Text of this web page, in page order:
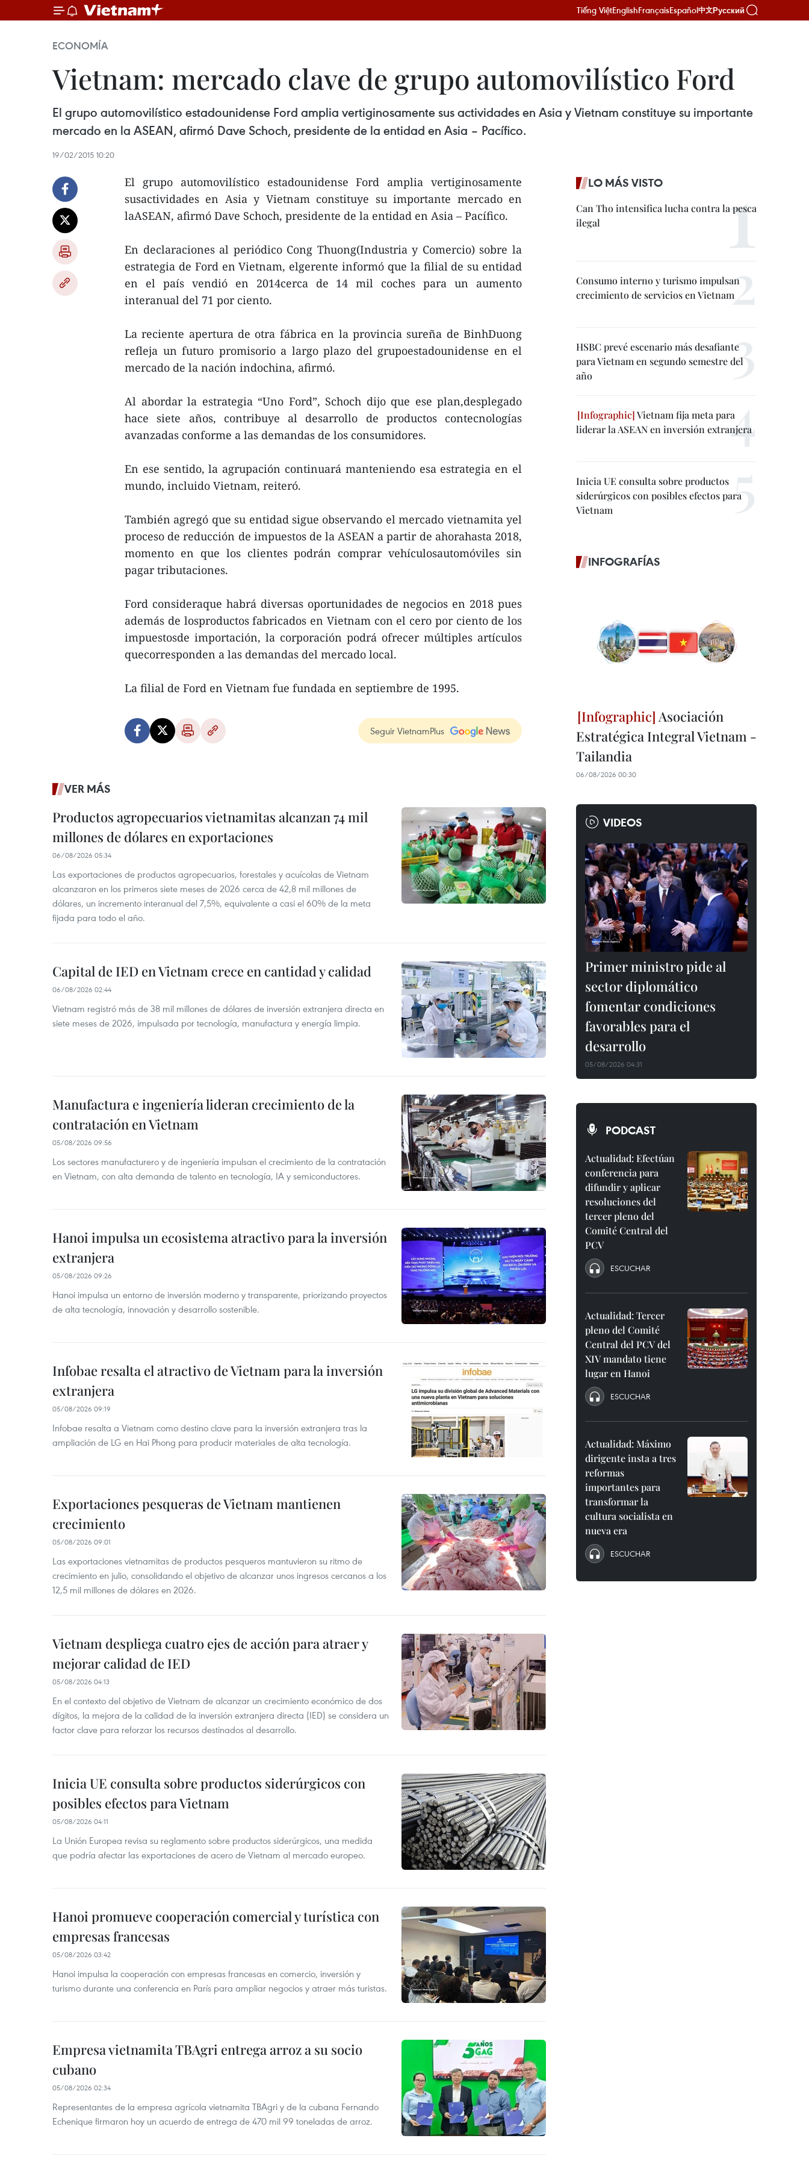
Tiếng ViệtEnglishFrançaisEspañol中文Русский
ECONOMÍA
Vietnam: mercado clave de grupo automovilístico Ford
El grupo automovilístico estadounidense Ford amplia vertiginosamente sus actividades en Asia y Vietnam constituye su importante
mercado en la ASEAN, afirmó Dave Schoch, presidente de la entidad en Asia – Pacífico.
19/02/2015 10:20
El grupo automovilístico estadounidense Ford amplia vertiginosamente
susactividades en Asia y Vietnam constituye su importante mercado en
laASEAN, afirmó Dave Schoch, presidente de la entidad en Asia – Pacífico.
En declaraciones al periódico Cong Thuong(Industria y Comercio) sobre la
estrategia de Ford en Vietnam, elgerente informó que la filial de su entidad
en el país vendió en 2014cerca de 14 mil coches para un aumento
interanual del 71 por ciento.
La reciente apertura de otra fábrica en la provincia sureña de BinhDuong
refleja un futuro promisorio a largo plazo del grupoestadounidense en el
mercado de la nación indochina, afirmó.
Al abordar la estrategia “Uno Ford”, Schoch dijo que ese plan,desplegado
hace siete años, contribuye al desarrollo de productos contecnologías
avanzadas conforme a las demandas de los consumidores.
En ese sentido, la agrupación continuará manteniendo esa estrategia en el
mundo, incluido Vietnam, reiteró.
También agregó que su entidad sigue observando el mercado vietnamita yel
proceso de reducción de impuestos de la ASEAN a partir de ahorahasta 2018,
momento en que los clientes podrán comprar vehículosautomóviles sin
pagar tributaciones.
Ford consideraque habrá diversas oportunidades de negocios en 2018 pues
además de losproductos fabricados en Vietnam con el cero por ciento de los
impuestosde importación, la corporación podrá ofrecer múltiples artículos
quecorresponden a las demandas del mercado local.
La filial de Ford en Vietnam fue fundada en septiembre de 1995.
Seguir VietnamPlus
VER MÁS
Productos agropecuarios vietnamitas alcanzan 74 mil
millones de dólares en exportaciones
06/08/2026 05:34
Las exportaciones de productos agropecuarios, forestales y acuícolas de Vietnam
alcanzaron en los primeros siete meses de 2026 cerca de 42,8 mil millones de
dólares, un incremento interanual del 7,5%, equivalente a casi el 60% de la meta
fijada para todo el año.
Capital de IED en Vietnam crece en cantidad y calidad
06/08/2026 02:44
Vietnam registró más de 38 mil millones de dólares de inversión extranjera directa en
siete meses de 2026, impulsada por tecnología, manufactura y energía limpia.
Manufactura e ingeniería lideran crecimiento de la
contratación en Vietnam
05/08/2026 09:56
Los sectores manufacturero y de ingeniería impulsan el crecimiento de la contratación
en Vietnam, con alta demanda de talento en tecnología, IA y semiconductores.
Hanoi impulsa un ecosistema atractivo para la inversión
extranjera
05/08/2026 09:26
Hanoi impulsa un entorno de inversión moderno y transparente, priorizando proyectos
de alta tecnología, innovación y desarrollo sostenible.
Infobae resalta el atractivo de Vietnam para la inversión
extranjera
05/08/2026 09:19
Infobae resalta a Vietnam como destino clave para la inversión extranjera tras la
ampliación de LG en Hai Phong para producir materiales de alta tecnología.
Exportaciones pesqueras de Vietnam mantienen
crecimiento
05/08/2026 09:01
Las exportaciones vietnamitas de productos pesqueros mantuvieron su ritmo de
crecimiento en julio, consolidando el objetivo de alcanzar unos ingresos cercanos a los
12,5 mil millones de dólares en 2026.
Vietnam despliega cuatro ejes de acción para atraer y
mejorar calidad de IED
05/08/2026 04:13
En el contexto del objetivo de Vietnam de alcanzar un crecimiento económico de dos
dígitos, la mejora de la calidad de la inversión extranjera directa (IED) se considera un
factor clave para reforzar los recursos destinados al desarrollo.
Inicia UE consulta sobre productos siderúrgicos con
posibles efectos para Vietnam
05/08/2026 04:11
La Unión Europea revisa su reglamento sobre productos siderúrgicos, una medida
que podría afectar las exportaciones de acero de Vietnam al mercado europeo.
Hanoi promueve cooperación comercial y turística con
empresas francesas
05/08/2026 03:42
Hanoi impulsa la cooperación con empresas francesas en comercio, inversión y
turismo durante una conferencia en París para ampliar negocios y atraer más turistas.
Empresa vietnamita TBAgri entrega arroz a su socio
cubano
05/08/2026 02:34
Representantes de la empresa agrícola vietnamita TBAgri y de la cubana Fernando
Echenique firmaron hoy un acuerdo de entrega de 470 mil 99 toneladas de arroz.
LO MÁS VISTO
Can Tho intensifica lucha contra la pesca
ilegal
Consumo interno y turismo impulsan
crecimiento de servicios en Vietnam
HSBC prevé escenario más desafiante
para Vietnam en segundo semestre del
año
Vietnam fija meta para
liderar la ASEAN en inversión extranjera
Inicia UE consulta sobre productos
siderúrgicos con posibles efectos para
Vietnam
INFOGRAFÍAS
Asociación
Estratégica Integral Vietnam -
Tailandia
06/08/2026 00:30
VIDEOS
Primer ministro pide al
sector diplomático
fomentar condiciones
favorables para el
desarrollo
05/08/2026 04:31
PODCAST
Actualidad: Efectúan
conferencia para
difundir y aplicar
resoluciones del
tercer pleno del
Comité Central del
PCV
ESCUCHAR
Actualidad: Tercer
pleno del Comité
Central del PCV del
XIV mandato tiene
lugar en Hanoi
ESCUCHAR
Actualidad: Máximo
dirigente insta a tres
reformas
importantes para
transformar la
cultura socialista en
nueva era
ESCUCHAR